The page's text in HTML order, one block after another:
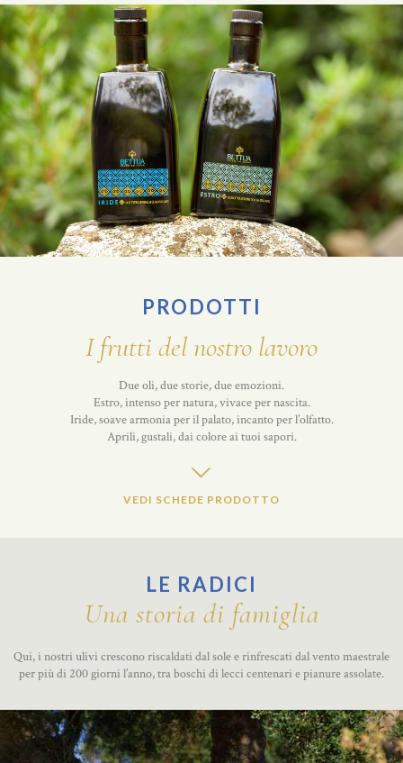
PRODOTTI
I frutti del nostro lavoro
Due oli, due storie, due emozioni.
Estro, intenso per natura, vivace per nascita.
Iride, soave armonia per il palato, incanto per l’olfatto.
Aprili, gustali, dai colore ai tuoi sapori.
VEDI SCHEDE PRODOTTO
LE RADICI
Una storia di famiglia
Qui, i nostri ulivi crescono riscaldati dal sole e rinfrescati dal vento maestrale
per più di 200 giorni l’anno, tra boschi di lecci centenari e pianure assolate.